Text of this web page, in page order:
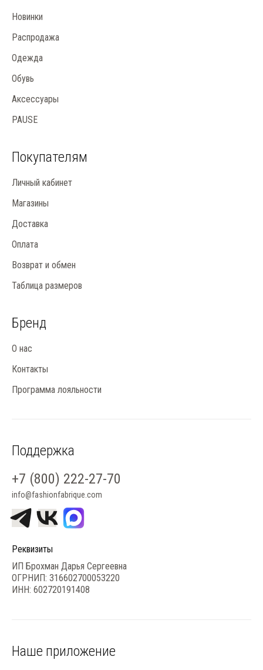
Новинки
Распродажа
Одежда
Обувь
Аксессуары
PAUSE
Покупателям
Личный кабинет
Магазины
Доставка
Оплата
Возврат и обмен
Таблица размеров
Бренд
О нас
Контакты
Программа лояльности
Наше приложение
Поддержка
+7 (800) 222-27-70
info@fashionfabrique.com
Реквизиты
ИП Брохман Дарья Сергеевна
ОГРНИП: 316602700053220
ИНН: 602720191408